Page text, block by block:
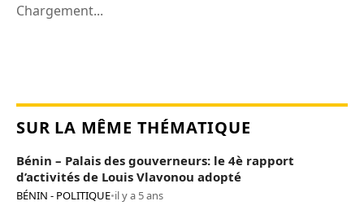
Chargement...
SUR LA MÊME THÉMATIQUE
Bénin – Palais des gouverneurs: le 4è rapport
d’activités de Louis Vlavonou adopté
BÉNIN - POLITIQUE•il y a 5 ans